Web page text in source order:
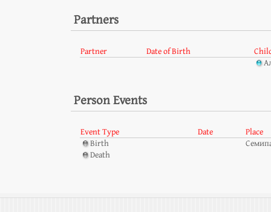
Partners
Partner Date of Birth
Person Events
Event Type Date
Place
Birth
Death